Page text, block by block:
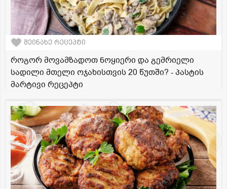
შეინახე რეცეპტი
როგორ მოვამზადოთ ნოყიერი და გემრიელი
სადილი მთელი ოჯახისთვის 20 წუთში? - პასტის
მარტივი რეცეპტი